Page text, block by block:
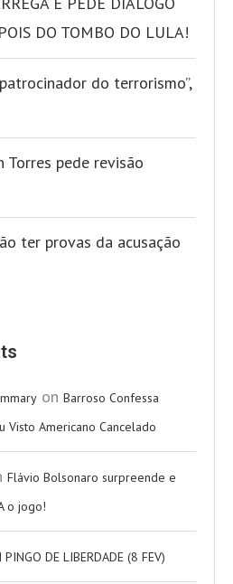
DO TOMBO DO LULA!
do terrorismo”,
Torres pede revisão
ter provas da acusação
on Barroso Confessa
Visto Americano Cancelado
Flávio Bolsonaro surpreende e
o jogo!
PINGO DE LIBERDADE (8 FEV)